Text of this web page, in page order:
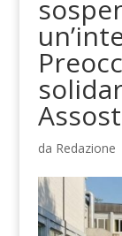
da Redazione